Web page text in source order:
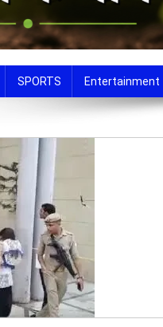
SPORTS Entertainment